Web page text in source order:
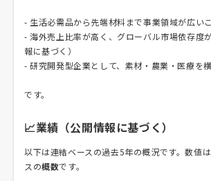
- 生活必需品から先端材料まで事業領域が広い
- 海外売上比率が高く、グローバル市場依存度
報に基づく）
- 研究開発型企業として、素材・農業・医療を
です。
📈業績（公開情報に基づく）
以下は連結ベースの過去5年の概況です。数値
スの概数です。